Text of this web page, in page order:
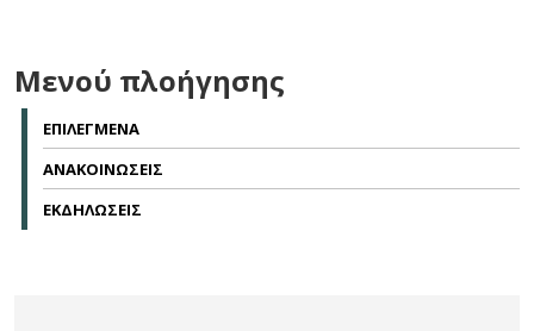
Μενού πλοήγησης
ΕΠΙΛΕΓΜΕΝΑ
ΑΝΑΚΟΙΝΩΣΕΙΣ
ΕΚΔΗΛΩΣΕΙΣ